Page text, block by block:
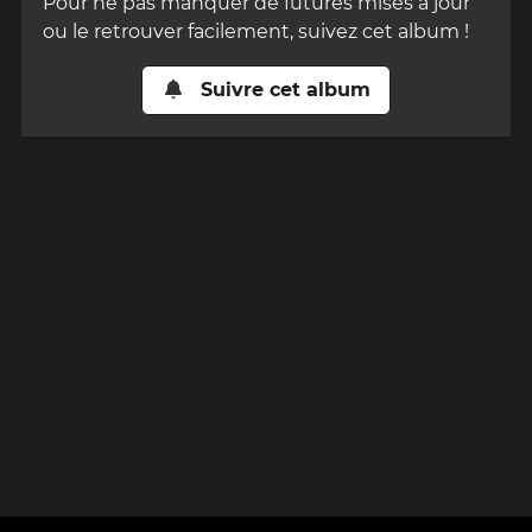
ou le retrouver facilement, suivez cet album !
Suivre cet album